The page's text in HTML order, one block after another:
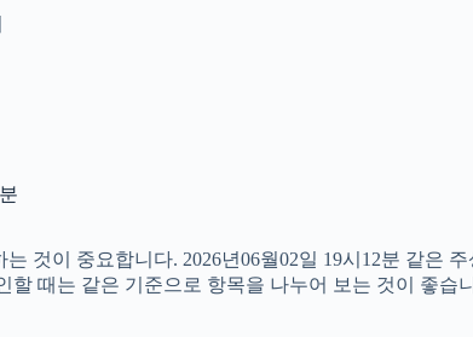
것이 중요합니다. 2026년06월02일 19시12분 같은
때는 같은 기준으로 항목을 나누어 보는 것이 좋습